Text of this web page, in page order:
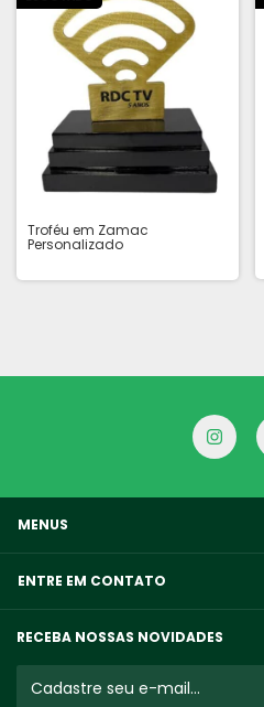
Troféu em Zamac
Personalizado
MENUS
ENTRE EM CONTATO
RECEBA NOSSAS NOVIDADES